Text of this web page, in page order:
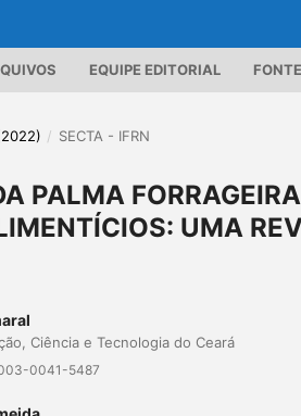
EQUIPE EDITORIAL
/ SECTA - IFRN
PALMA
UMA
Ciência e Tecnologia do Ceará
0041-5487